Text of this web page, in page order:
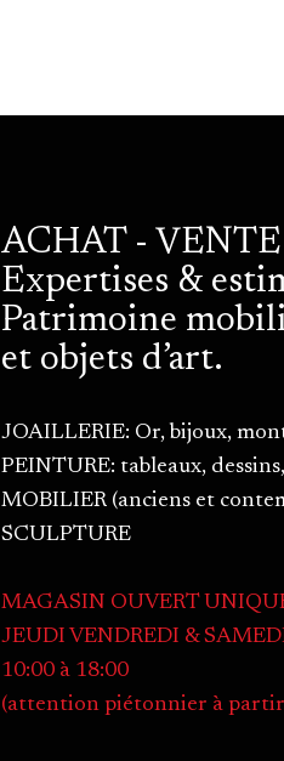
ACHAT - VENTE
Expertises &
Patrimoine
et objets d’art.
JOAILLERIE: Or, bijoux,
PEINTURE: tableaux,
MOBILIER (anciens et
SCULPTURE
MAGASIN OUVERT
JEUDI VENDREDI &
10:00 à 18:00
(attention piétonnier à partir